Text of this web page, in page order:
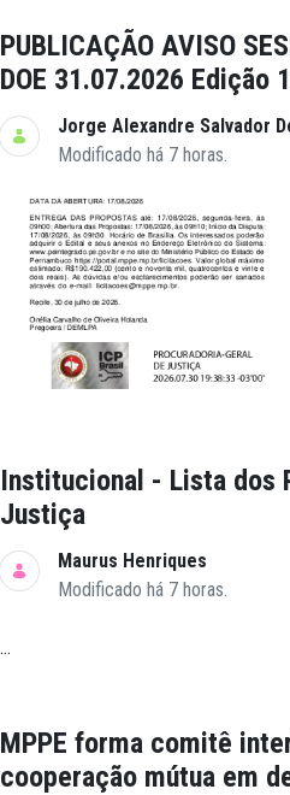
PUBLICAÇÃO AVISO
DOE 31.07.2026 Edição
Jorge Alexandre Salvador
Modificado há 7 horas.
Institucional - Lista dos
Justiça
Maurus Henriques
Modificado há 7 horas.
...
MPPE forma comitê
cooperação mútua em